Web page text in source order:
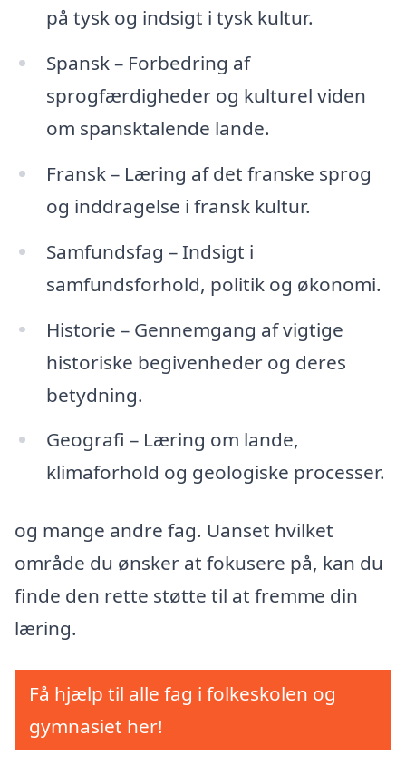
på tysk og indsigt i tysk kultur.
Spansk – Forbedring af
sprogfærdigheder og kulturel viden
om spansktalende lande.
Fransk – Læring af det franske sprog
og inddragelse i fransk kultur.
Samfundsfag – Indsigt i
samfundsforhold, politik og økonomi.
Historie – Gennemgang af vigtige
historiske begivenheder og deres
betydning.
Geografi – Læring om lande,
klimaforhold og geologiske processer.
og mange andre fag. Uanset hvilket
område du ønsker at fokusere på, kan du
finde den rette støtte til at fremme din
læring.
Få hjælp til alle fag i folkeskolen og
gymnasiet her!